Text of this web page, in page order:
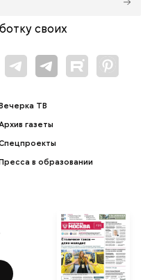
своих
ТВ
газеты
в образовании